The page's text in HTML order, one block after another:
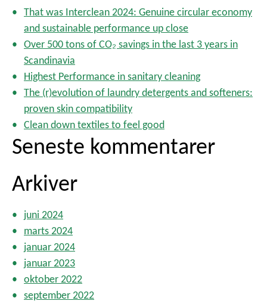
g
i
n
d
e
i
n
g
That was Interclean 2024: Genuine circular economy
and sustainable performance up close
Over 500 tons of CO₂ savings in the last 3 years in
Scandinavia
Highest Performance in sanitary cleaning
The (r)evolution of laundry detergents and softeners:
proven skin compatibility
Clean down textiles to feel good
Seneste kommentarer
Arkiver
juni 2024
marts 2024
januar 2024
januar 2023
oktober 2022
september 2022